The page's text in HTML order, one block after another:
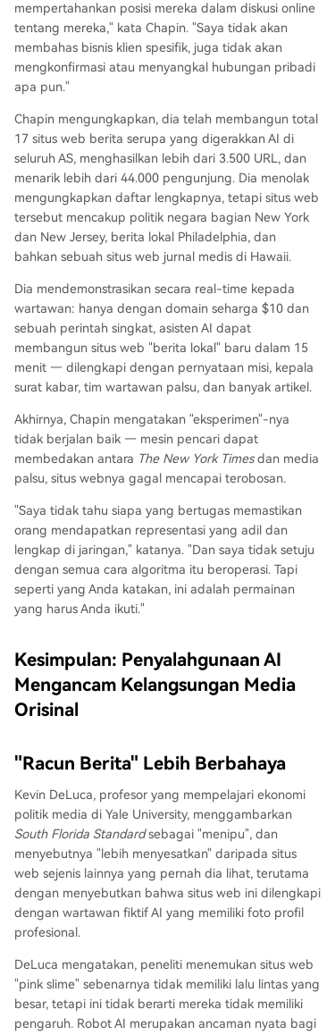
mempertahankan posisi mereka dalam diskusi online
tentang mereka," kata Chapin. "Saya tidak akan
membahas bisnis klien spesifik, juga tidak akan
mengkonfirmasi atau menyangkal hubungan pribadi
apa pun."
Chapin mengungkapkan, dia telah membangun total
17 situs web berita serupa yang digerakkan AI di
seluruh AS, menghasilkan lebih dari 3.500 URL, dan
menarik lebih dari 44.000 pengunjung. Dia menolak
mengungkapkan daftar lengkapnya, tetapi situs web
tersebut mencakup politik negara bagian New York
dan New Jersey, berita lokal Philadelphia, dan
bahkan sebuah situs web jurnal medis di Hawaii.
Dia mendemonstrasikan secara real-time kepada
wartawan: hanya dengan domain seharga $10 dan
sebuah perintah singkat, asisten AI dapat
membangun situs web "berita lokal" baru dalam 15
menit — dilengkapi dengan pernyataan misi, kepala
surat kabar, tim wartawan palsu, dan banyak artikel.
Akhirnya, Chapin mengatakan "eksperimen"-nya
tidak berjalan baik — mesin pencari dapat
membedakan antara The New York Timesdan media
palsu, situs webnya gagal mencapai terobosan.
"Saya tidak tahu siapa yang bertugas memastikan
orang mendapatkan representasi yang adil dan
lengkap di jaringan," katanya. "Dan saya tidak setuju
dengan semua cara algoritma itu beroperasi. Tapi
seperti yang Anda katakan, ini adalah permainan
yang harus Anda ikuti."
Kesimpulan: Penyalahgunaan AI
Mengancam Kelangsungan Media
Orisinal
"Racun Berita" Lebih Berbahaya
Kevin DeLuca, profesor yang mempelajari ekonomi
politik media di Yale University, menggambarkan
South Florida Standardsebagai "menipu", dan
menyebutnya "lebih menyesatkan" daripada situs
web sejenis lainnya yang pernah dia lihat, terutama
dengan menyebutkan bahwa situs web ini dilengkapi
dengan wartawan fiktif AI yang memiliki foto profil
profesional.
DeLuca mengatakan, peneliti menemukan situs web
"pink slime" sebenarnya tidak memiliki lalu lintas yang
besar, tetapi ini tidak berarti mereka tidak memiliki
pengaruh. Robot AI merupakan ancaman nyata bagi